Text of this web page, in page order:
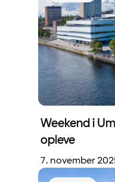
Weekend i
opleve
7. november